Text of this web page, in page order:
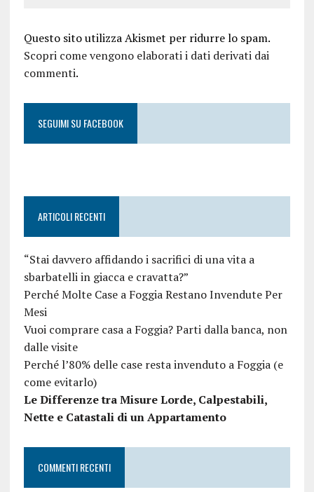
Questo sito utilizza Akismet per ridurre lo spam.
Scopri come vengono elaborati i dati derivati dai
commenti.
SEGUIMI SU FACEBOOK
ARTICOLI RECENTI
“Stai davvero affidando i sacrifici di una vita a
sbarbatelli in giacca e cravatta?”
Perché Molte Case a Foggia Restano Invendute Per
Mesi
Vuoi comprare casa a Foggia? Parti dalla banca, non
dalle visite
Perché l’80% delle case resta invenduto a Foggia (e
come evitarlo)
Le Differenze tra Misure Lorde, Calpestabili,
Nette e Catastali di un Appartamento
COMMENTI RECENTI